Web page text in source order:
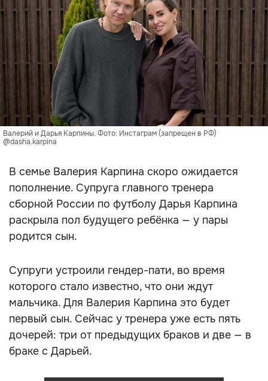
Валерий и Дарья Карпины. Фото: Инстаграм (запрещен в РФ)
@dasha.karpina
В семье Валерия Карпина скоро ожидается
пополнение. Супруга главного тренера
сборной России по футболу Дарья Карпина
раскрыла пол будущего ребёнка — у пары
родится сын.
Супруги устроили гендер-пати, во время
которого стало известно, что они ждут
мальчика. Для Валерия Карпина это будет
первый сын. Сейчас у тренера уже есть пять
дочерей: три от предыдущих браков и две — в
браке с Дарьей.